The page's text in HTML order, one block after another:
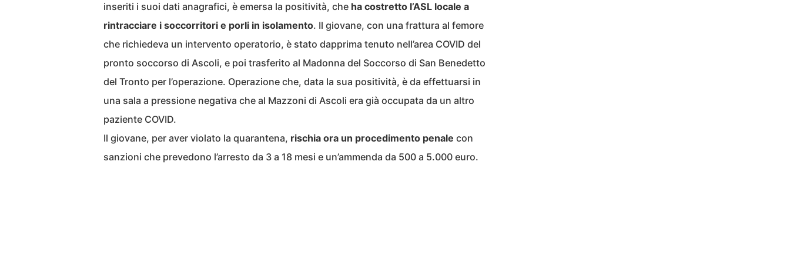
inseriti i suoi dati anagrafici, è emersa la positività, che ha costretto l’ASL locale a
rintracciare i soccorritori e porli in isolamento. Il giovane, con una frattura al femore
che richiedeva un intervento operatorio, è stato dapprima tenuto nell’area COVID del
pronto soccorso di Ascoli, e poi trasferito al Madonna del Soccorso di San Benedetto
del Tronto per l’operazione. Operazione che, data la sua positività, è da effettuarsi in
una sala a pressione negativa che al Mazzoni di Ascoli era già occupata da un altro
paziente COVID.
Il giovane, per aver violato la quarantena, rischia ora un procedimento penale con
sanzioni che prevedono l’arresto da 3 a 18 mesi e un’ammenda da 500 a 5.000 euro.